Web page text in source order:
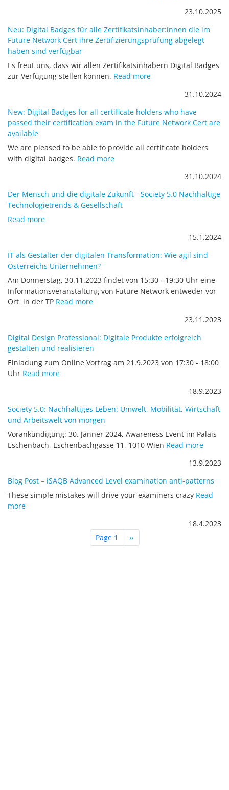
23.10.2025
Neu: Digital Badges für alle Zertifikatsinhaber:innen die im
Future Network Cert ihre Zertifizierungsprüfung abgelegt
haben sind verfügbar
Es freut uns, dass wir allen Zertifikatsinhabern Digital Badges
zur Verfügung stellen können. Read more
31.10.2024
New: Digital Badges for all certificate holders who have
passed their certification exam in the Future Network Cert are
available
We are pleased to be able to provide all certificate holders
with digital badges. Read more
31.10.2024
Der Mensch und die digitale Zukunft - Society 5.0 Nachhaltige
Technologietrends & Gesellschaft
Read more
15.1.2024
IT als Gestalter der digitalen Transformation: Wie agil sind
Österreichs Unternehmen?
Am Donnerstag, 30.11.2023 findet von 15:30 - 19:30 Uhr eine
Informationsveranstaltung von Future Network entweder vor
Ort in der TP Read more
23.11.2023
Digital Design Professional: Digitale Produkte erfolgreich
gestalten und realisieren
Einladung zum Online Vortrag am 21.9.2023 von 17:30 - 18:00
Uhr Read more
18.9.2023
Society 5.0: Nachhaltiges Leben: Umwelt, Mobilität, Wirtschaft
und Arbeitswelt von morgen
Vorankündigung: 30. Jänner 2024, Awareness Event im Palais
Eschenbach, Eschenbachgasse 11, 1010 Wien Read more
13.9.2023
Blog Post – iSAQB Advanced Level examination anti-patterns
These simple mistakes will drive your examiners crazy Read
more
18.4.2023
Pagination
Page 1 Next page
››